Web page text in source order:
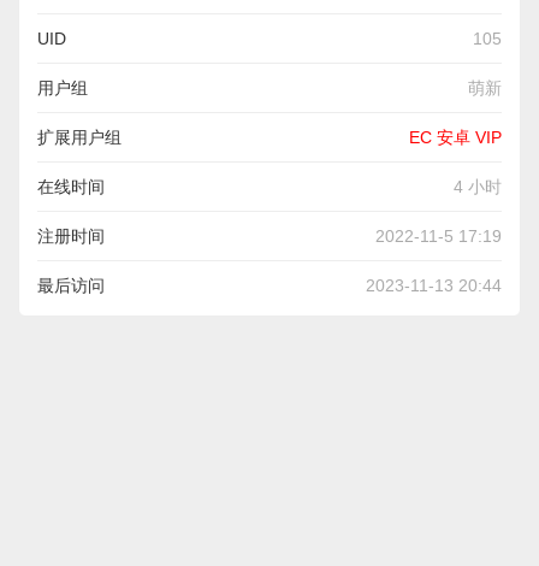
UID 105
用户组 萌新
扩展用户组 EC 安卓 VIP
在线时间 4 小时
注册时间 2022-11-5 17:19
最后访问 2023-11-13 20:44